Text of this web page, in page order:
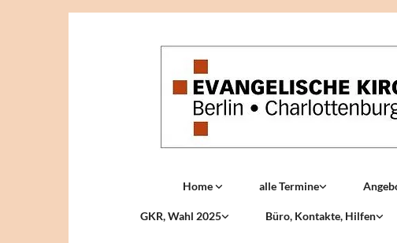
Home alle Termine
GKR, Wahl 2025 Büro, Kontakte, Hilfen